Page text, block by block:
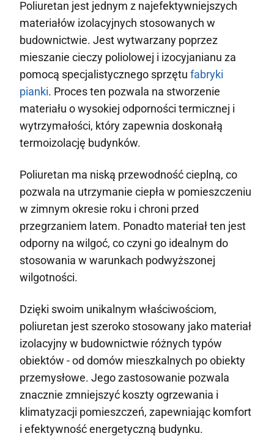
Poliuretan jest jednym z najefektywniejszych
materiałów izolacyjnych stosowanych w
budownictwie. Jest wytwarzany poprzez
mieszanie cieczy poliolowej i izocyjanianu za
pomocą specjalistycznego sprzętu fabryki
pianki. Proces ten pozwala na stworzenie
materiału o wysokiej odporności termicznej i
wytrzymałości, który zapewnia doskonałą
termoizolację budynków.
Poliuretan ma niską przewodność cieplną, co
pozwala na utrzymanie ciepła w pomieszczeniu
w zimnym okresie roku i chroni przed
przegrzaniem latem. Ponadto materiał ten jest
odporny na wilgoć, co czyni go idealnym do
stosowania w warunkach podwyższonej
wilgotności.
Dzięki swoim unikalnym właściwościom,
poliuretan jest szeroko stosowany jako materiał
izolacyjny w budownictwie różnych typów
obiektów - od domów mieszkalnych po obiekty
przemysłowe. Jego zastosowanie pozwala
znacznie zmniejszyć koszty ogrzewania i
klimatyzacji pomieszczeń, zapewniając komfort
i efektywność energetyczną budynku.